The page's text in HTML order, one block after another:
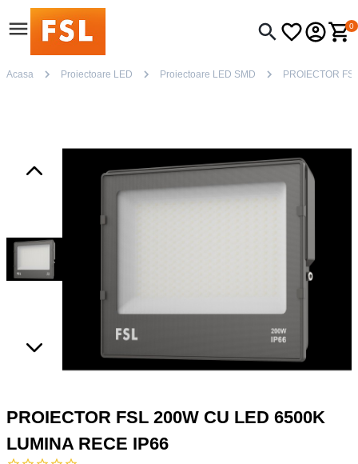
0
Acasa Proiectoare LED Proiectoare LED SMD PROIECTOR
PROIECTOR FSL 200W CU LED 6500K
LUMINA RECE IP66